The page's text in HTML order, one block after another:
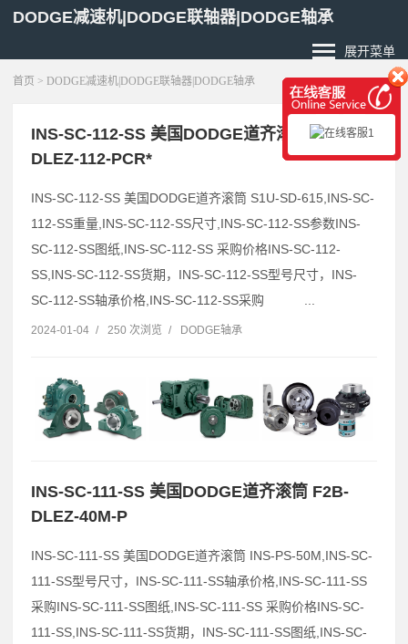
DODGE减速机|DODGE联轴器|DODGE轴承
展开菜单
首页 > DODGE减速机|DODGE联轴器|DODGE轴承
INS-SC-112-SS 美国DODGE道齐滚筒 F2B-
DLEZ-112-PCR*
INS-SC-112-SS 美国DODGE道齐滚筒 S1U-SD-615,INS-SC-
112-SS重量,INS-SC-112-SS尺寸,INS-SC-112-SS参数INS-
SC-112-SS图纸,INS-SC-112-SS 采购价格INS-SC-112-
SS,INS-SC-112-SS货期，INS-SC-112-SS型号尺寸，INS-
SC-112-SS轴承价格,INS-SC-112-SS采购 ...
2024-01-04 / 250 次浏览 / DODGE轴承
INS-SC-111-SS 美国DODGE道齐滚筒 F2B-
DLEZ-40M-P
INS-SC-111-SS 美国DODGE道齐滚筒 INS-PS-50M,INS-SC-
111-SS型号尺寸，INS-SC-111-SS轴承价格,INS-SC-111-SS
采购INS-SC-111-SS图纸,INS-SC-111-SS 采购价格INS-SC-
111-SS,INS-SC-111-SS货期，INS-SC-111-SS图纸,INS-SC-